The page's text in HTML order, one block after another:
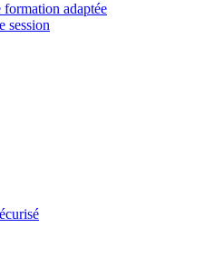
adaptée
session